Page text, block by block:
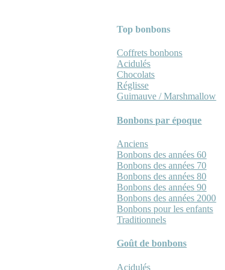
Top bonbons
Coffrets bonbons
Acidulés
Chocolats
Réglisse
Guimauve / Marshmallow
Bonbons par époque
Anciens
Bonbons des années 60
Bonbons des années 70
Bonbons des années 80
Bonbons des années 90
Bonbons des années 2000
Bonbons pour les enfants
Traditionnels
Goût de bonbons
Acidulés